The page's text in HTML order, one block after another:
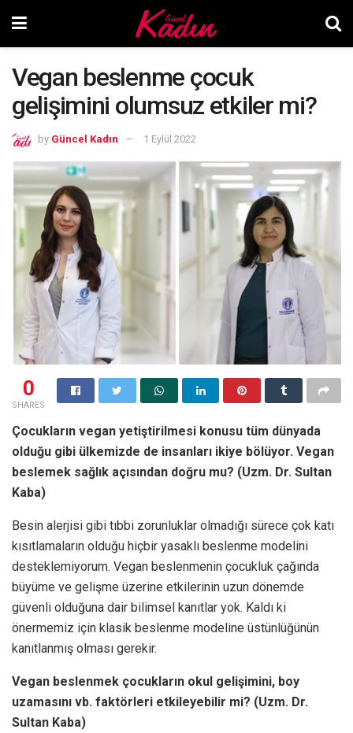
Vegan beslenme çocuk
gelişimini olumsuz etkiler mi?
by Güncel Kadın 1 Eylül 2022
0
SHARES
Çocukların vegan yetiştirilmesi konusu tüm dünyada
olduğu gibi ülkemizde de insanları ikiye bölüyor. Vegan
beslemek sağlık açısından doğru mu? (Uzm. Dr. Sultan
Kaba)
Besin alerjisi gibi tıbbi zorunluklar olmadığı sürece çok katı
kısıtlamaların olduğu hiçbir yasaklı beslenme modelini
desteklemiyorum. Vegan beslenmenin çocukluk çağında
büyüme ve gelişme üzerine etkilerinin uzun dönemde
güvenli olduğuna dair bilimsel kanıtlar yok. Kaldı ki
önermemiz için klasik beslenme modeline üstünlüğünün
kanıtlanmış olması gerekir.
Vegan beslenmek çocukların okul gelişimini, boy
uzamasını vb. faktörleri etkileyebilir mi? (Uzm. Dr.
Sultan Kaba)